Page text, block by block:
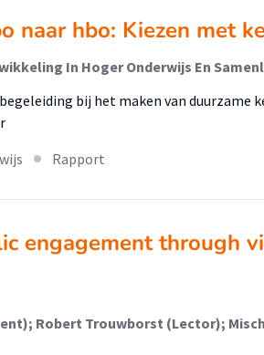
naar hbo: Kiezen met
bij het maken van duurzame
Rapport
engagement through